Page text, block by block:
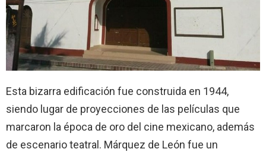
Esta bizarra edificación fue construida en 1944,
siendo lugar de proyecciones de las películas que
marcaron la época de oro del cine mexicano, además
de escenario teatral. Márquez de León fue un